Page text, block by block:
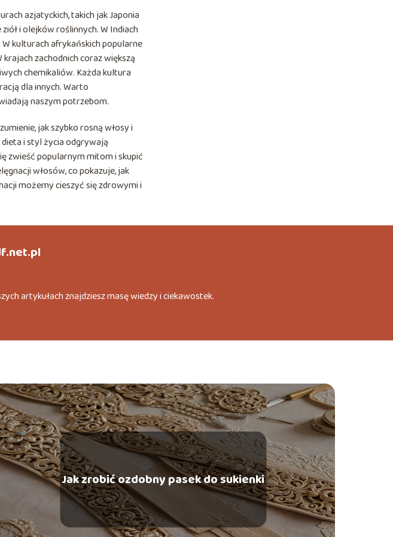
azjatyckich, takich jak Japonia
i olejków roślinnych. W Indiach
kulturach afrykańskich popularne
zachodnich coraz większą
chemikaliów. Każda kultura
dla innych. Warto
naszym potrzebom.
jak szybko rosną włosy i
i styl życia odgrywają
zwieść popularnym mitom i skupić
włosów, co pokazuje, jak
możemy cieszyć się zdrowymi i
artykułach znajdziesz masę wiedzy i ciekawostek.
Jak zrobić ozdobny pasek do sukienki